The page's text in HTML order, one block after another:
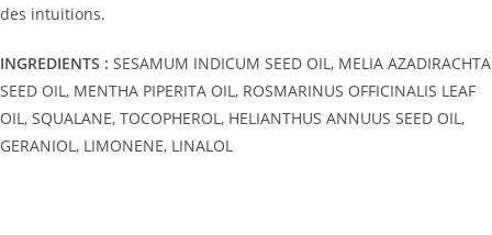
des intuitions.
INGREDIENTS : SESAMUM INDICUM SEED OIL, MELIA AZADIRACHTA
SEED OIL, MENTHA PIPERITA OIL, ROSMARINUS OFFICINALIS LEAF
OIL, SQUALANE, TOCOPHEROL, HELIANTHUS ANNUUS SEED OIL,
GERANIOL, LIMONENE, LINALOL